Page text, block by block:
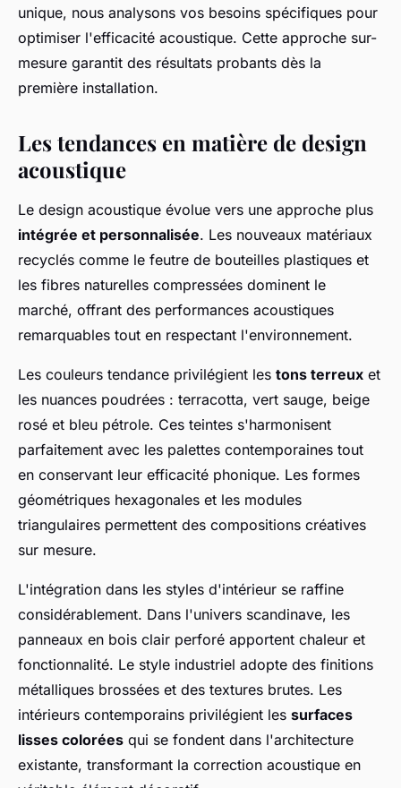
unique, nous analysons vos besoins spécifiques pour
optimiser l'efficacité acoustique. Cette approche sur-
mesure garantit des résultats probants dès la
première installation.
Les tendances en matière de design
acoustique
Le design acoustique évolue vers une approche plus
intégrée et personnalisée. Les nouveaux matériaux
recyclés comme le feutre de bouteilles plastiques et
les fibres naturelles compressées dominent le
marché, offrant des performances acoustiques
remarquables tout en respectant l'environnement.
Les couleurs tendance privilégient les tons terreux et
les nuances poudrées : terracotta, vert sauge, beige
rosé et bleu pétrole. Ces teintes s'harmonisent
parfaitement avec les palettes contemporaines tout
en conservant leur efficacité phonique. Les formes
géométriques hexagonales et les modules
triangulaires permettent des compositions créatives
sur mesure.
L'intégration dans les styles d'intérieur se raffine
considérablement. Dans l'univers scandinave, les
panneaux en bois clair perforé apportent chaleur et
fonctionnalité. Le style industriel adopte des finitions
métalliques brossées et des textures brutes. Les
intérieurs contemporains privilégient les surfaces
lisses colorées qui se fondent dans l'architecture
existante, transformant la correction acoustique en